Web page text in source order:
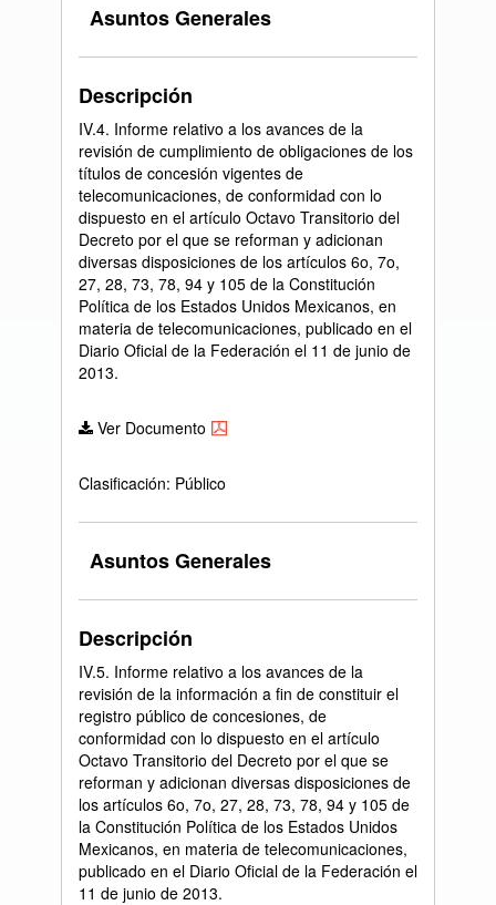
Asuntos Generales
Descripción
IV.4. Informe relativo a los avances de la
revisión de cumplimiento de obligaciones de los
títulos de concesión vigentes de
telecomunicaciones, de conformidad con lo
dispuesto en el artículo Octavo Transitorio del
Decreto por el que se reforman y adicionan
diversas disposiciones de los artículos 6o, 7o,
27, 28, 73, 78, 94 y 105 de la Constitución
Política de los Estados Unidos Mexicanos, en
materia de telecomunicaciones, publicado en el
Diario Oficial de la Federación el 11 de junio de
2013.
Ver Documento
Clasificación: Público
Asuntos Generales
Descripción
IV.5. Informe relativo a los avances de la
revisión de la información a fin de constituir el
registro público de concesiones, de
conformidad con lo dispuesto en el artículo
Octavo Transitorio del Decreto por el que se
reforman y adicionan diversas disposiciones de
los artículos 6o, 7o, 27, 28, 73, 78, 94 y 105 de
la Constitución Política de los Estados Unidos
Mexicanos, en materia de telecomunicaciones,
publicado en el Diario Oficial de la Federación el
11 de junio de 2013.